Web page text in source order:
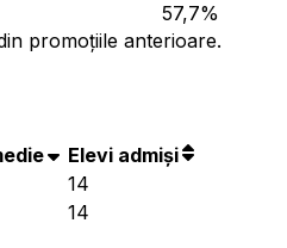
57,7%
promoțiile anterioare.
Elevi admiși
14
14